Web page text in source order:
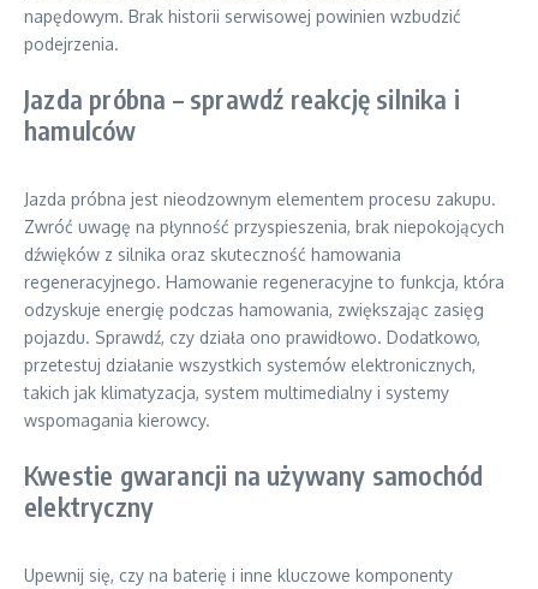
napędowym. Brak historii serwisowej powinien wzbudzić
podejrzenia.
Jazda próbna – sprawdź reakcję silnika i
hamulców
Jazda próbna jest nieodzownym elementem procesu zakupu.
Zwróć uwagę na płynność przyspieszenia, brak niepokojących
dźwięków z silnika oraz skuteczność hamowania
regeneracyjnego. Hamowanie regeneracyjne to funkcja, która
odzyskuje energię podczas hamowania, zwiększając zasięg
pojazdu. Sprawdź, czy działa ono prawidłowo. Dodatkowo,
przetestuj działanie wszystkich systemów elektronicznych,
takich jak klimatyzacja, system multimedialny i systemy
wspomagania kierowcy.
Kwestie gwarancji na używany samochód
elektryczny
Upewnij się, czy na baterię i inne kluczowe komponenty